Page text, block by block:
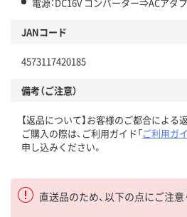
JANコード
4573117420185
備考（ご注意）
【返品について】お客様のご都合による
ご購入の際は、ご利用ガイド「ご利用ガ
申し込みください。
直送品のため、以下の点にご注意